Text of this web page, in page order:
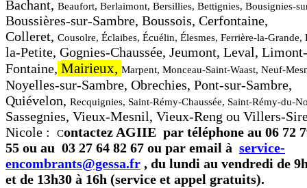
Bachant, Beaufort, Berlaimont, Bersillies, Bettignies, Bousignies-
Boussières-sur-Sambre, Boussois, Cerfontaine,
Colleret, Cousolre, Éclaibes, Écuélin, Élesmes, Ferrière-la-Grande,
la-Petite, Gognies-Chaussée, Jeumont, Leval, Limont-
Fontaine, Mairieux, Marpent, Monceau-Saint-Waast, Neuf-
Noyelles-sur-Sambre, Obrechies, Pont-sur-Sambre,
Quiévelon, Recquignies, Saint-Rémy-Chaussée, Saint-Rémy-du-
Sassegnies, Vieux-Mesnil, Vieux-Reng ou Villers-
Nicole :
Contactez AGIIE par téléphone au 06 72
55 ou au 03 27 64 82 67 ou par email à service-
encombrants@gessa.fr , du lundi au vendredi de
et de 13h30 à 16h (service et appel gratuits).